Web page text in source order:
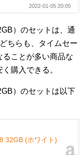
2022-01-05 20:05
）のセットは、通
ちらも、タイムセー
ることが多い商品な
購入できる。
）のセットは以下
32GB (ホワイト)